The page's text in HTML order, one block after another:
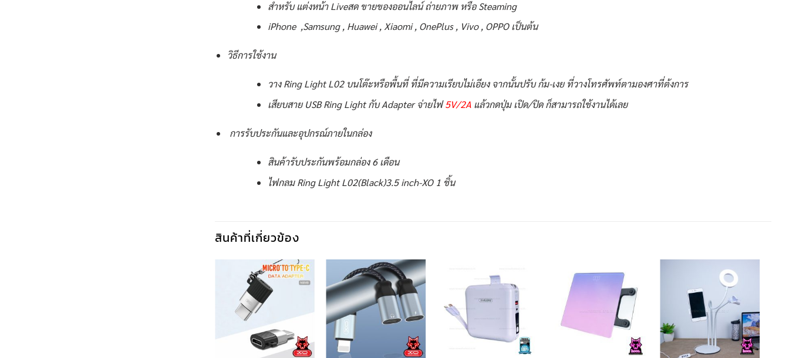
สำหรับ แต่งหน้า Liveสด ขายของออนไลน์ ถ่ายภาพ หรือ Steaming
iPhone ,Samsung , Huawei , Xiaomi , OnePlus , Vivo , OPPO เป็นต้น
วิธีการใช้งาน
วาง Ring Light L02 บนโต๊ะหรือพื้นที่ ที่มีความเรียบไม่เอียง จากนั้นปรับ ก้ม-เงย ที่วางโทรศัพท์ตามองศาที่ต้งการ
เสียบสาย USB Ring Light กับ Adapter จ่ายไฟ5V/2Aแล้วกดปุ่ม เปิด/ปิด ก็สามารถใช้งานได้เลย
การรับประกันและอุปกรณ์ภายในกล่อง
สินค้ารับประกันพร้อมกล่อง 6 เดือน
ไฟกลม Ring Light L02(Black)3.5 inch-XO 1 ชิ้น
สินค้าที่เกี่ยวข้อง